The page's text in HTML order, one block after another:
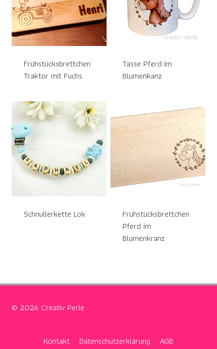
Frühstücksbrettchen
Traktor mit Fuchs
Tasse Pferd im
Blumenkanz
Schnullerkette Lok
Frühstücksbrettchen
Pferd im
Blumenkranz
© 2026 Creativ Perle
Kontakt Datenschutzerklärung AGB